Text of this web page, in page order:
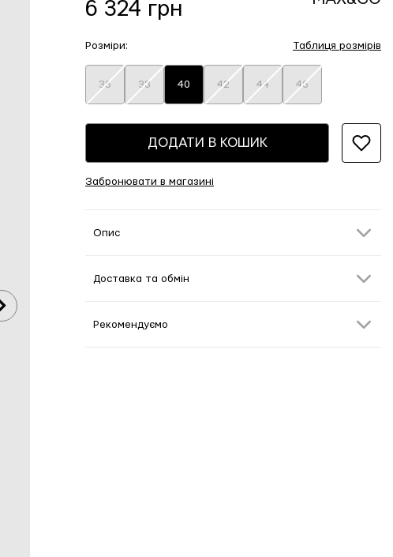
6 324 грн
Розміри:
36 38 40 42 44 46
Таблиця розмірів
ДОДАТИ В КОШИК
Забронювати в магазині
Опис
Доставка та обмін
Рекомендуємо